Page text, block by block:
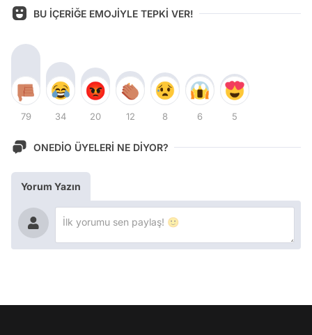
BU İÇERİĞE EMOJİYLE TEPKİ VER!
79 34 20 12 8 6 5
ONEDİO ÜYELERİ NE DİYOR?
Yorum Yazın